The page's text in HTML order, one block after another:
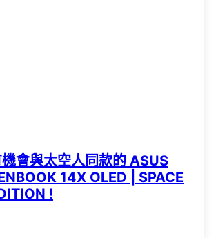
會與太空人同款的 ASUS
14X OLED | SPACE
!